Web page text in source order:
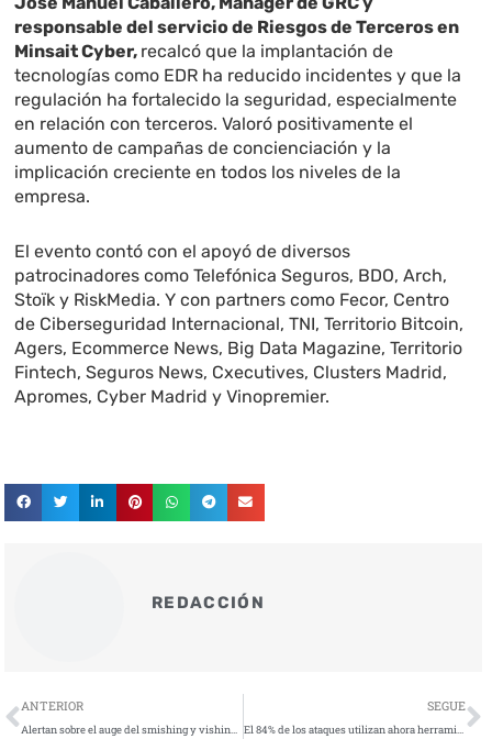
responsable del servicio de Riesgos de Terceros en
Minsait Cyber, recalcó que la implantación de
tecnologías como EDR ha reducido incidentes y que la
regulación ha fortalecido la seguridad, especialmente
en relación con terceros. Valoró positivamente el
aumento de campañas de concienciación y la
implicación creciente en todos los niveles de la
empresa.
El evento contó con el apoyó de diversos
patrocinadores como Telefónica Seguros, BDO, Arch,
Stoïk y RiskMedia. Y con partners como Fecor, Centro
de Ciberseguridad Internacional, TNI, Territorio Bitcoin,
Agers, Ecommerce News, Big Data Magazine, Territorio
Fintech, Seguros News, Cxecutives, Clusters Madrid,
Apromes, Cyber Madrid y Vinopremier.
REDACCIÓN
Ant
ANTERIOR
Alertan sobre el auge del smishing y vishing: amenazas de ingeniería social móvil que afectan a empresas y usuarios
SEGUE
El 84% de los ataques utilizan ahora herramientas o aplicaciones legítimas